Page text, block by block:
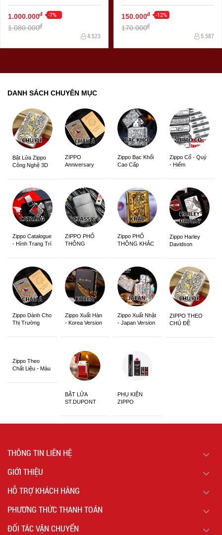
1.000.000đ -7%
1.080.000đ
4.523
150.000đ -12%
170.000đ
5.587
DANH SÁCH CHUYÊN MỤC
Bật Lửa Zippo
Công Nghệ 3D
ZIPPO
Anniversary
Zippo Bạc Khối
Cao Cấp
Zippo Cổ - Quý
- Hiếm
Zippo Catalogue
- Hình Trang Trí
ZIPPO PHỔ
THÔNG
Zippo PHỔ
THÔNG KHẮC
Zippo Harley
Davidson
Zippo Dành Cho
Thị Trường
Zippo Xuất Hàn
- Korea Version
Zippo Xuất Nhật
- Japan Version
ZIPPO THEO
CHỦ ĐỀ
Zippo Theo
Chất Liệu - Màu
BẬT LỬA
ST.DUPONT
PHỤ KIỆN
ZIPPO
THÔNG TIN LIÊN HỆ
GIỚI THIỆU
HỖ TRỢ KHÁCH HÀNG
PHƯƠNG THỨC THANH TOÁN
ĐỐI TÁC VẬN CHUYỂN